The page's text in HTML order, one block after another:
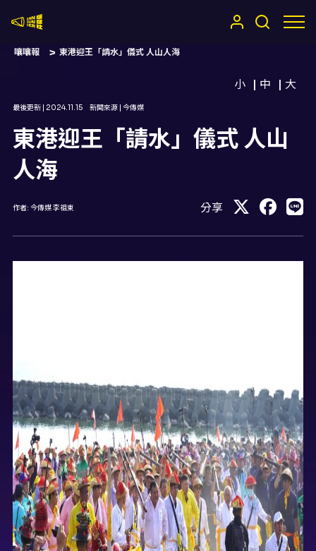
嚷嚷報 東港迎王「請水」儀式 人山人海
小 中 大
最後更新 | 2024.11.15 新聞來源 | 今傳媒
東港迎王「請水」儀式 人山
人海
作者: 今傳媒 李祖東 分享